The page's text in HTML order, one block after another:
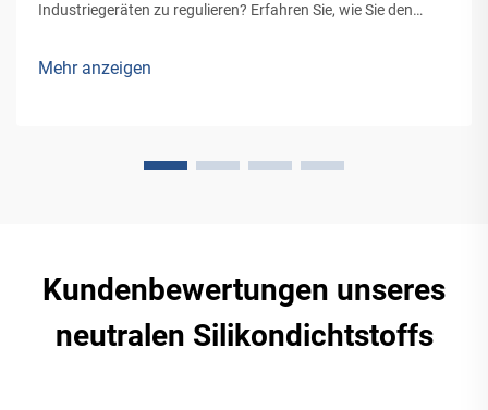
Industriegeräten zu regulieren? Erfahren Sie, wie Sie den
Expertentipps.
Mehr anzeigen
Kundenbewertungen unseres
neutralen Silikondichtstoffs